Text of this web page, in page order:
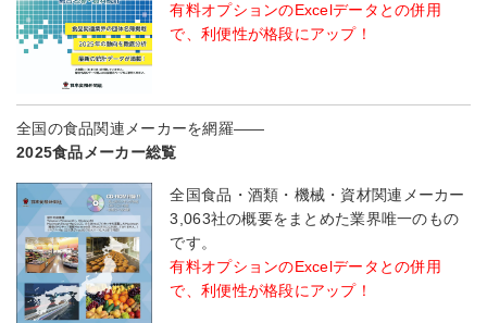
有料オプションのExcelデータとの併用
で、利便性が格段にアップ！
全国の食品関連メーカーを網羅――
2025食品メーカー総覧
全国食品・酒類・機械・資材関連メーカー
3,063社の概要をまとめた業界唯一のもの
です。
有料オプションのExcelデータとの併用
で、利便性が格段にアップ！